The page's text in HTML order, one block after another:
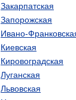
Закарпатская
Запорожская
Ивано-
Киевская
Кировоградская
Луганская
Львовская